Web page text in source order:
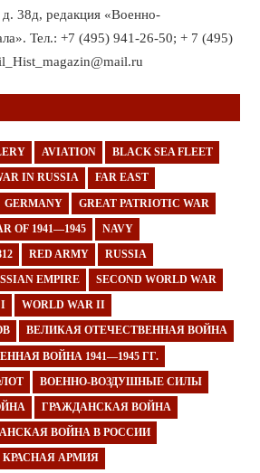
38д, редакция «Военно-
Тел.: +7 (495) 941-26-50; + 7 (495)
AVIATION BLACK SEA FLEET
IN RUSSIA FAR EAST
GERMANY GREAT PATRIOTIC WAR
OF 1941—1945 NAVY
RED ARMY RUSSIA
EMPIRE SECOND WORLD WAR
I WORLD WAR II
ВЕЛИКАЯ ОТЕЧЕСТВЕННАЯ ВОЙНА
ВОЙНА 1941—1945 ГГ.
ВОЕННО-ВОЗДУШНЫЕ СИЛЫ
ГРАЖДАНСКАЯ ВОЙНА
ВОЙНА В РОССИИ
КРАСНАЯ АРМИЯ